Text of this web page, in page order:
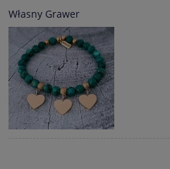
Własny Grawer